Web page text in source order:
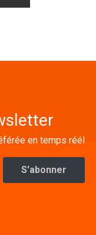
en temps réél